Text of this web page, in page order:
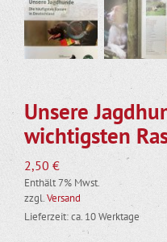
Unsere
wichtigsten
2,50 €
Enthält 7% Mwst.
zzgl.Versand
Lieferzeit: ca. 10 Werktage